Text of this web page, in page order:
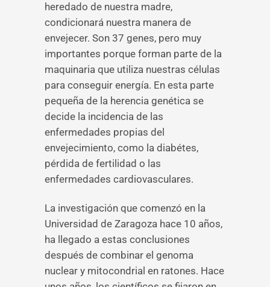
heredado de nuestra madre,
condicionará nuestra manera de
envejecer. Son 37 genes, pero muy
importantes porque forman parte de la
maquinaria que utiliza nuestras células
para conseguir energía. En esta parte
pequeña de la herencia genética se
decide la incidencia de las
enfermedades propias del
envejecimiento, como la diabétes,
pérdida de fertilidad o las
enfermedades cardiovasculares.
La investigación que comenzó en la
Universidad de Zaragoza hace 10 años,
ha llegado a estas conclusiones
después de combinar el genoma
nuclear y mitocondrial en ratones. Hace